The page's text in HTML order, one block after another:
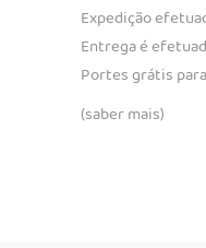
Expedição
Entrega é
Portes grátis
(saber mais)